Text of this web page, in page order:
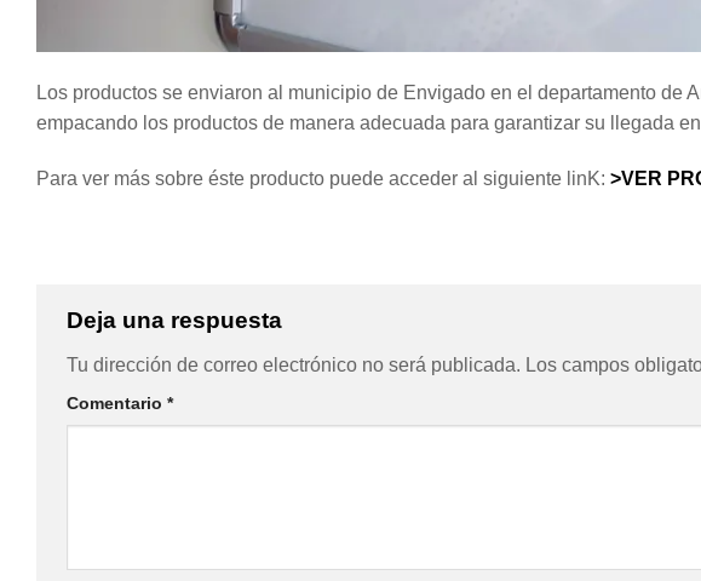
Los productos se enviaron al municipio de Envigado en el departamento de
empacando los productos de manera adecuada para garantizar su llegada
Para ver más sobre éste producto puede acceder al siguiente linK: >VER
Deja una respuesta
Tu dirección de correo electrónico no será publicada. Los campos
Comentario *